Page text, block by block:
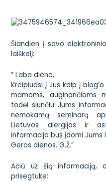
Šiandien į savo
laiškelį:
” Laba diena,
Kreipiuosi į Jus kaip į
mamoms, auginančioms
todėl siunčiu Jums
nemokamą seminarą
Lietuvos alergijos ir
informacija bus įdomi Jums
Geros dienos. G.Ž.”
Ačiū už šią informaciją,
prisegtuke: